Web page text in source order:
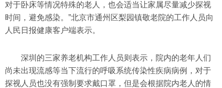
对于卧床等情况特殊的老人，也会适当让家属尽量减少探视
时间，避免感染。”北京市通州区梨园镇敬老院的工作人员向
人民日报健康客户端表示。
深圳的三家养老机构工作人员则表示，院内的老年人们
尚未出现流感等当下流行的呼吸系统传染性疾病病例，对于
探视人员也没有强制要求戴口罩，但是会根据院内老人的情